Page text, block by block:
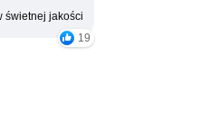
świetnej jakości
19